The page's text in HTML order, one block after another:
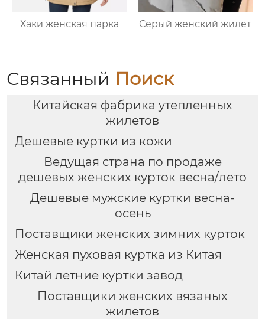
Хаки женская парка Серый женский жилет
Связанный Поиск
Китайская фабрика утепленных
жилетов
Дешевые куртки из кожи
Ведущая страна по продаже
дешевых женских курток весна/лето
Дешевые мужские куртки весна-
осень
Поставщики женских зимних курток
Женская пуховая куртка из Китая
Китай летние куртки завод
Поставщики женских вязаных
жилетов